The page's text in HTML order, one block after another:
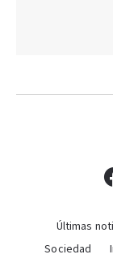
Últimas
Sociedad